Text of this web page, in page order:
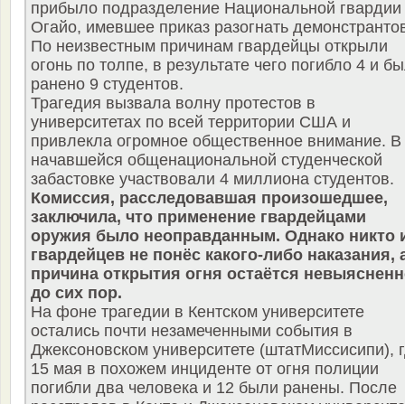
прибыло подразделение Национальной гвардии
Огайо, имевшее приказ разогнать
По неизвестным причинам гвардейцы открыли
огонь по толпе, в результате чего погибло 4 и
ранено 9 студентов.
Трагедия вызвала волну протестов в
университетах по всей территории США и
привлекла огромное общественное внимание. В
начавшейся общенациональной студенческой
забастовке участвовали 4 миллиона студентов.
Комиссия, расследовавшая произошедшее,
заключила, что применение гвардейцами
оружия было неоправданным. Однако никто
гвардейцев не понёс какого-либо наказания,
причина открытия огня остаётся
до сих пор.
На фоне трагедии в Кентском университете
остались почти незамеченными события в
Джексоновском университете (штатМиссисипи),
15 мая в похожем инциденте от огня полиции
погибли два человека и 12 были ранены. После